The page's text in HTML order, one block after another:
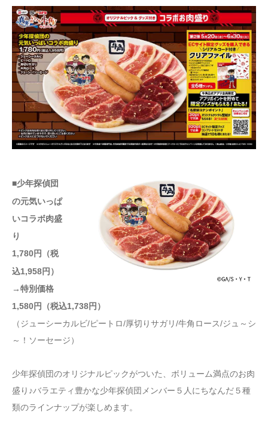
■少年探偵団
の元気いっぱ
いコラボ肉盛
り
1,780円（税
込1,958円）
→特別価格
1,580円（税込1,738円）
（ジューシーカルビ/ピートロ/厚切りサガリ/牛角ロース/ジュ～シ
～！ソーセージ）
少年探偵団のオリジナルピックがついた、ボリューム満点のお肉
盛り♪バラエティ豊かな少年探偵団メンバー５人にちなんだ５種
類のラインナップが楽しめます。